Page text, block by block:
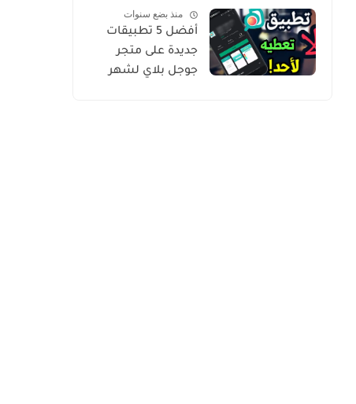
حصري من أروع ما
شرحت
منذ بضع سنوات
أفضل 5 تطبيقات
جديدة على متجر
جوجل بلاي لشهر